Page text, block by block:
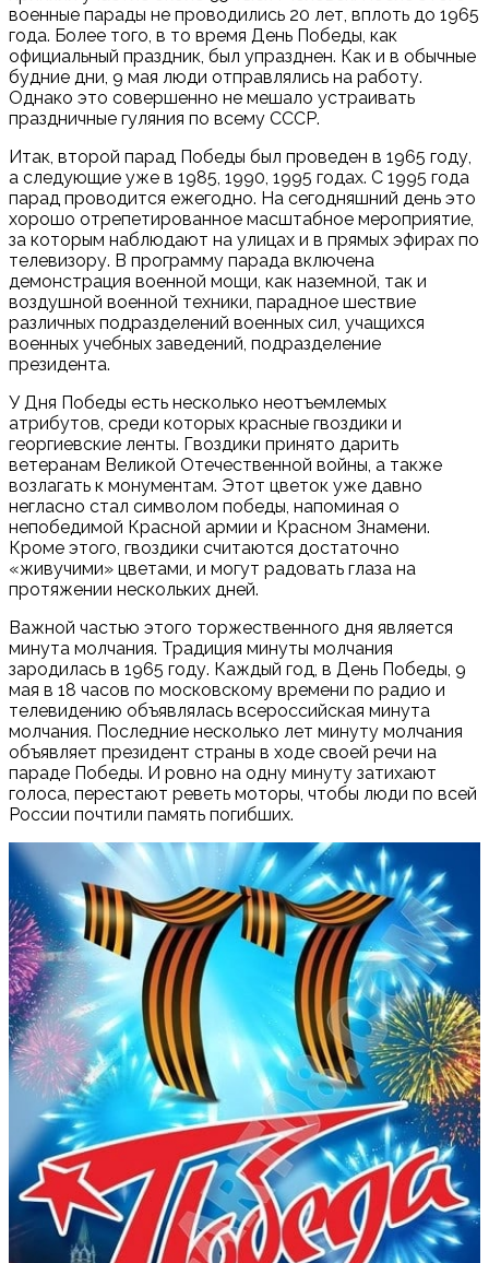
военные парады не проводились 20 лет, вплоть до 1965
года. Более того, в то время День Победы, как
официальный праздник, был упразднен. Как и в обычные
будние дни, 9 мая люди отправлялись на работу.
Однако это совершенно не мешало устраивать
праздничные гуляния по всему СССР.
Итак, второй парад Победы был проведен в 1965 году,
а следующие уже в 1985, 1990, 1995 годах. С 1995 года
парад проводится ежегодно. На сегодняшний день это
хорошо отрепетированное масштабное мероприятие,
за которым наблюдают на улицах и в прямых эфирах по
телевизору. В программу парада включена
демонстрация военной мощи, как наземной, так и
воздушной военной техники, парадное шествие
различных подразделений военных сил, учащихся
военных учебных заведений, подразделение
президента.
У Дня Победы есть несколько неотъемлемых
атрибутов, среди которых красные гвоздики и
георгиевские ленты. Гвоздики принято дарить
ветеранам Великой Отечественной войны, а также
возлагать к монументам. Этот цветок уже давно
негласно стал символом победы, напоминая о
непобедимой Красной армии и Красном Знамени.
Кроме этого, гвоздики считаются достаточно
«живучими» цветами, и могут радовать глаза на
протяжении нескольких дней.
Важной частью этого торжественного дня является
минута молчания. Традиция минуты молчания
зародилась в 1965 году. Каждый год, в День Победы, 9
мая в 18 часов по московскому времени по радио и
телевидению объявлялась всероссийская минута
молчания. Последние несколько лет минуту молчания
объявляет президент страны в ходе своей речи на
параде Победы. И ровно на одну минуту затихают
голоса, перестают реветь моторы, чтобы люди по всей
России почтили память погибших.